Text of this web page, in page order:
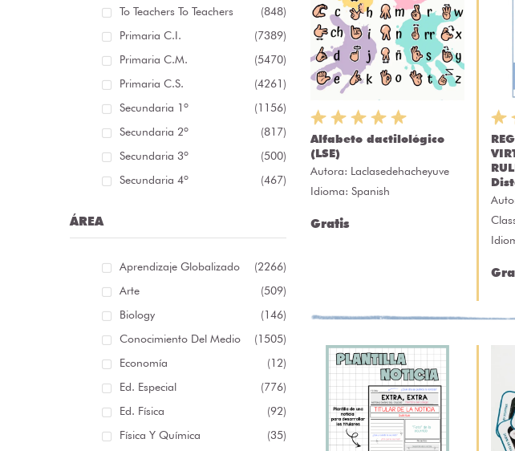
To Teachers To Teachers
(848)
Primaria C.I.
(7389)
Primaria C.M.
(5470)
Primaria C.S.
(4261)
Secundaria 1º
(1156)
Secundaria 2º
(817)
Secundaria 3º
(500)
Secundaria 4º
(467)
ÁREA
Aprendizaje Globalizado
(2266)
Arte
(509)
Biology
(146)
Conocimiento Del Medio
(1505)
Economía
(12)
Ed. Especial
(776)
Ed. Física
(92)
Física Y Química
(35)
Alfabeto dactilológico
(LSE)
Autora: Laclasedehacheyuve
Idioma: Spanish
Gratis